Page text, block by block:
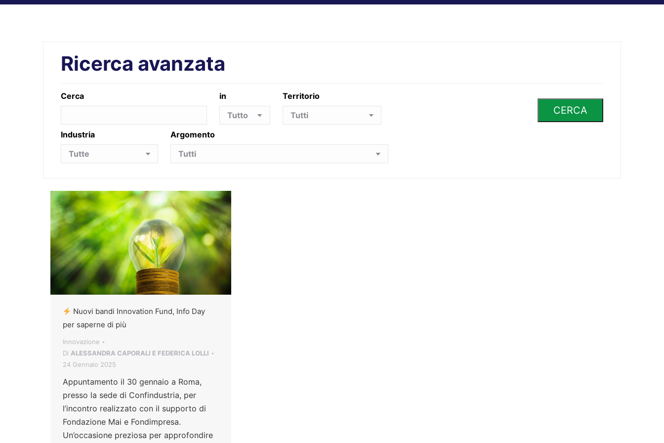
Ricerca avanzata
Cerca in Territorio
Industria Argomento
Nuovi bandi Innovation Fund, Info Day
per saperne di più
Innovazione
Di ALESSANDRA CAPORALI E FEDERICA LOLLI
24 Gennaio 2025
Appuntamento il 30 gennaio a Roma,
presso la sede di Confindustria, per
l’incontro realizzato con il supporto di
Fondazione Mai e Fondimpresa.
Un’occasione preziosa per approfondire